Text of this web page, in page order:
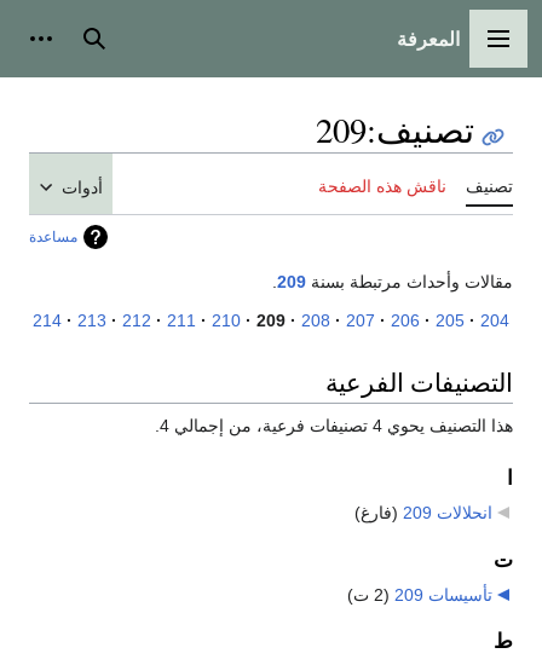
القائمة الرئيسية
المعرفة بحث
تصنيف:
209
تصنيف ناقش هذه الصفحة أدوات
مساعدة
مقالات وأحداث مرتبطة بسنة 209
204
205
206
207
208
209
210
211
212
213
214
التصنيفات الفرعية
هذا التصنيف يحوي 4 تصنيفات فرعية، من إجمالي 4.
انحلالات 209 (فارغ)
ت
تأسيسات 209 (2 ت)
ط